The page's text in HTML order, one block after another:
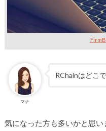
マナ
RChainはどこ
気になった方も多いかと思い